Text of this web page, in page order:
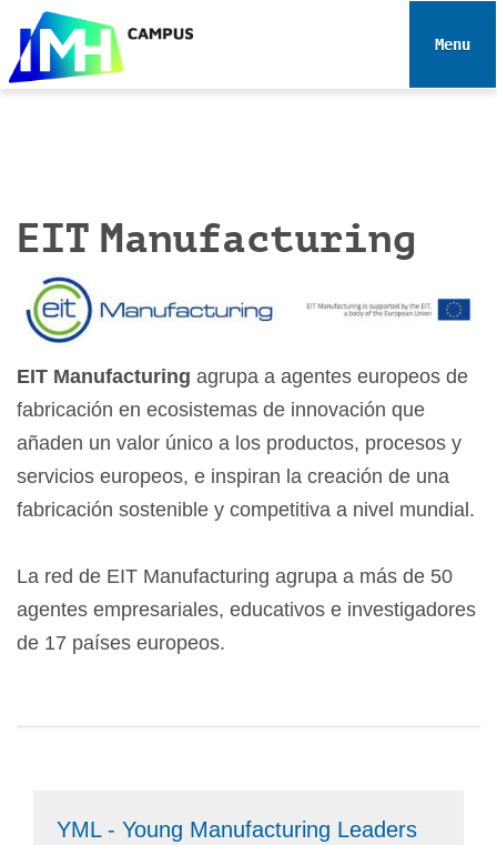
e
Toggle
EIT Manufacturing
EIT Manufacturing agrupa a agentes europeos de
fabricación en ecosistemas de innovación que
añaden un valor único a los productos, procesos y
servicios europeos, e inspiran la creación de una
fabricación sostenible y competitiva a nivel mundial.
La red de EIT Manufacturing agrupa a más de 50
agentes empresariales, educativos e investigadores
de 17 países europeos.
YML - Young Manufacturing Leaders